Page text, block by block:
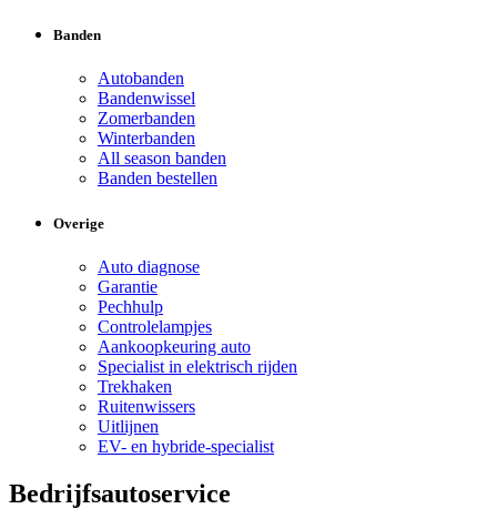
Banden
Autobanden
Bandenwissel
Zomerbanden
Winterbanden
All season banden
Banden bestellen
Overige
Auto diagnose
Garantie
Pechhulp
Controlelampjes
Aankoopkeuring auto
Specialist in elektrisch rijden
Trekhaken
Ruitenwissers
Uitlijnen
EV- en hybride-specialist
Bedrijfsautoservice